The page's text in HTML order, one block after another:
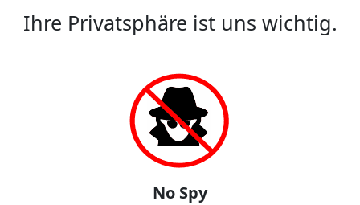
Ihre Privatsphäre ist uns wichtig.
No Spy